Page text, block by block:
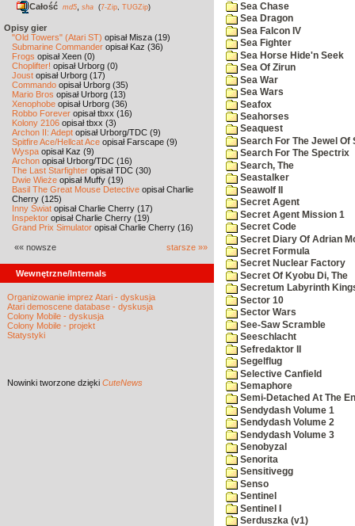
Całość md5 sha (7-Zip TUGZip)
Opisy gier
"Old Towers" (Atari ST) opisał Misza (19)
Submarine Commander opisał Kaz (36)
Frogs opisał Xeen (0)
Choplifter! opisał Urborg (0)
Joust opisał Urborg (17)
Commando opisał Urborg (35)
Mario Bros opisał Urborg (13)
Xenophobe opisał Urborg (36)
Robbo Forever opisał tbxx (16)
Kolony 2106 opisał tbxx (3)
Archon II: Adept opisał Urborg/TDC (9)
Spitfire Ace/Hellcat Ace opisał Farscape (9)
Wyspa opisał Kaz (9)
Archon opisał Urborg/TDC (16)
The Last Starfighter opisał TDC (30)
Dwie Wieże opisał Muffy (19)
Basil The Great Mouse Detective opisał Charlie
Cherry (125)
Inny Świat opisał Charlie Cherry (17)
Inspektor opisał Charlie Cherry (19)
Grand Prix Simulator opisał Charlie Cherry (16)
«« nowsze starsze »»
Wewnętrzne/Internals
Organizowanie imprez Atari - dyskusja
Atari demoscene database - dyskusja
Colony Mobile - dyskusja
Colony Mobile - projekt
Statystyki
Nowinki tworzone dzięki CuteNews
Sea Chase
Sea Dragon
Sea Falcon IV
Sea Fighter
Sea Horse Hide'n Seek
Sea Of Zirun
Sea War
Sea Wars
Seafox
Seahorses
Seaquest
Search For The Jewel Of
Search For The Spectrix
Search, The
Seastalker
Seawolf II
Secret Agent
Secret Agent Mission 1
Secret Code
Secret Diary Of Adrian
Secret Formula
Secret Nuclear Factory
Secret Of Kyobu Di, The
Secretum Labyrinth
Sector 10
Sector Wars
See-Saw Scramble
Seeschlacht
Sefredaktor II
Segelflug
Selective Canfield
Semaphore
Semi-Detached At The
Sendydash Volume 1
Sendydash Volume 2
Sendydash Volume 3
Senobyzal
Senorita
Sensitivegg
Senso
Sentinel
Sentinel I
Serduszka (v1)